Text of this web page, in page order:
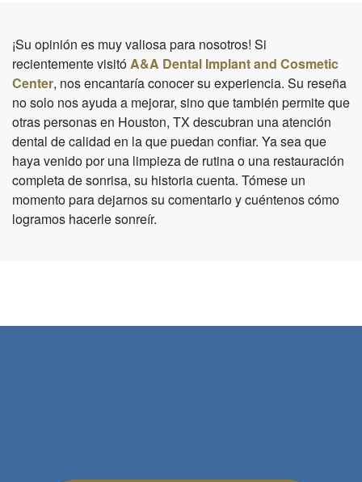
¡Su opinión es muy valiosa para nosotros! Si
recientemente visitóA&A Dental Implant and Cosmetic
Center, nos encantaría conocer su experiencia. Su reseña
no solo nos ayuda a mejorar, sino que también permite que
otras personas en Houston, TX descubran una atención
dental de calidad en la que puedan confiar. Ya sea que
haya venido por una limpieza de rutina o una restauración
completa de sonrisa, su historia cuenta. Tómese un
momento para dejarnos su comentario y cuéntenos cómo
logramos hacerle sonreír.